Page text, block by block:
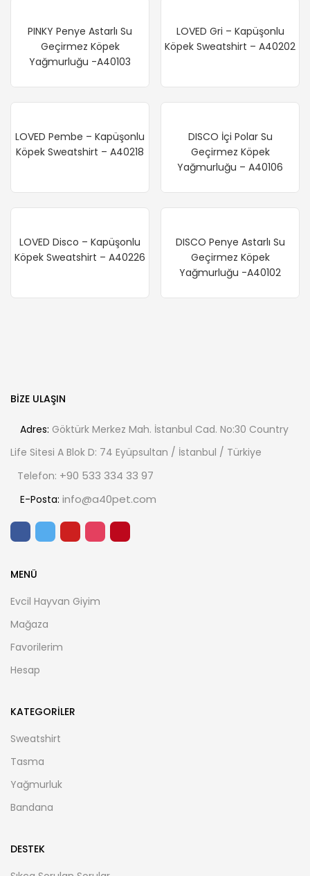
PINKY Penye Astarlı Su
Geçirmez Köpek
Yağmurluğu -A40103
LOVED Gri – Kapüşonlu
Köpek Sweatshirt – A40202
LOVED Pembe – Kapüşonlu
Köpek Sweatshirt – A40218
DISCO İçi Polar Su
Geçirmez Köpek
Yağmurluğu – A40106
LOVED Disco – Kapüşonlu
Köpek Sweatshirt – A40226
DISCO Penye Astarlı Su
Geçirmez Köpek
Yağmurluğu -A40102
BIZE ULAŞIN
Adres: Göktürk Merkez Mah. İstanbul Cad. No:30 Country
Life Sitesi A Blok D: 74 Eyüpsultan / İstanbul / Türkiye
Telefon: +90 533 334 33 97
E-Posta: info@a40pet.com
MENÜ
Evcil Hayvan Giyim
Mağaza
Favorilerim
Hesap
KATEGORILER
Sweatshirt
Tasma
Yağmurluk
Bandana
DESTEK